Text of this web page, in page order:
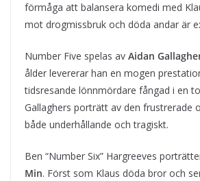
förmåga att balansera komedi med
mot drogmissbruk och döda andar är
Number Five spelas av Aidan
ålder levererar han en mogen
tidsresande lönnmördare fångad i en
Gallaghers porträtt av den frustrerade
både underhållande och tragiskt.
Ben “Number Six” Hargreeves
Min. Först som Klaus döda bror och